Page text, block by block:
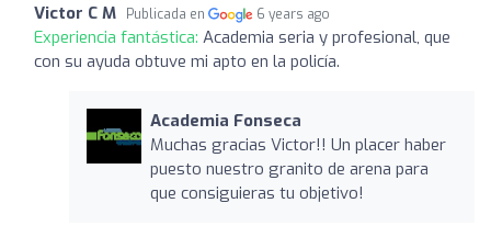
Victor C M Publicada en 6 years ago
Experiencia fantástica: Academia seria y profesional, que
con su ayuda obtuve mi apto en la policía.
Academia Fonseca
Muchas gracias Victor!! Un placer haber
puesto nuestro granito de arena para
que consiguieras tu objetivo!